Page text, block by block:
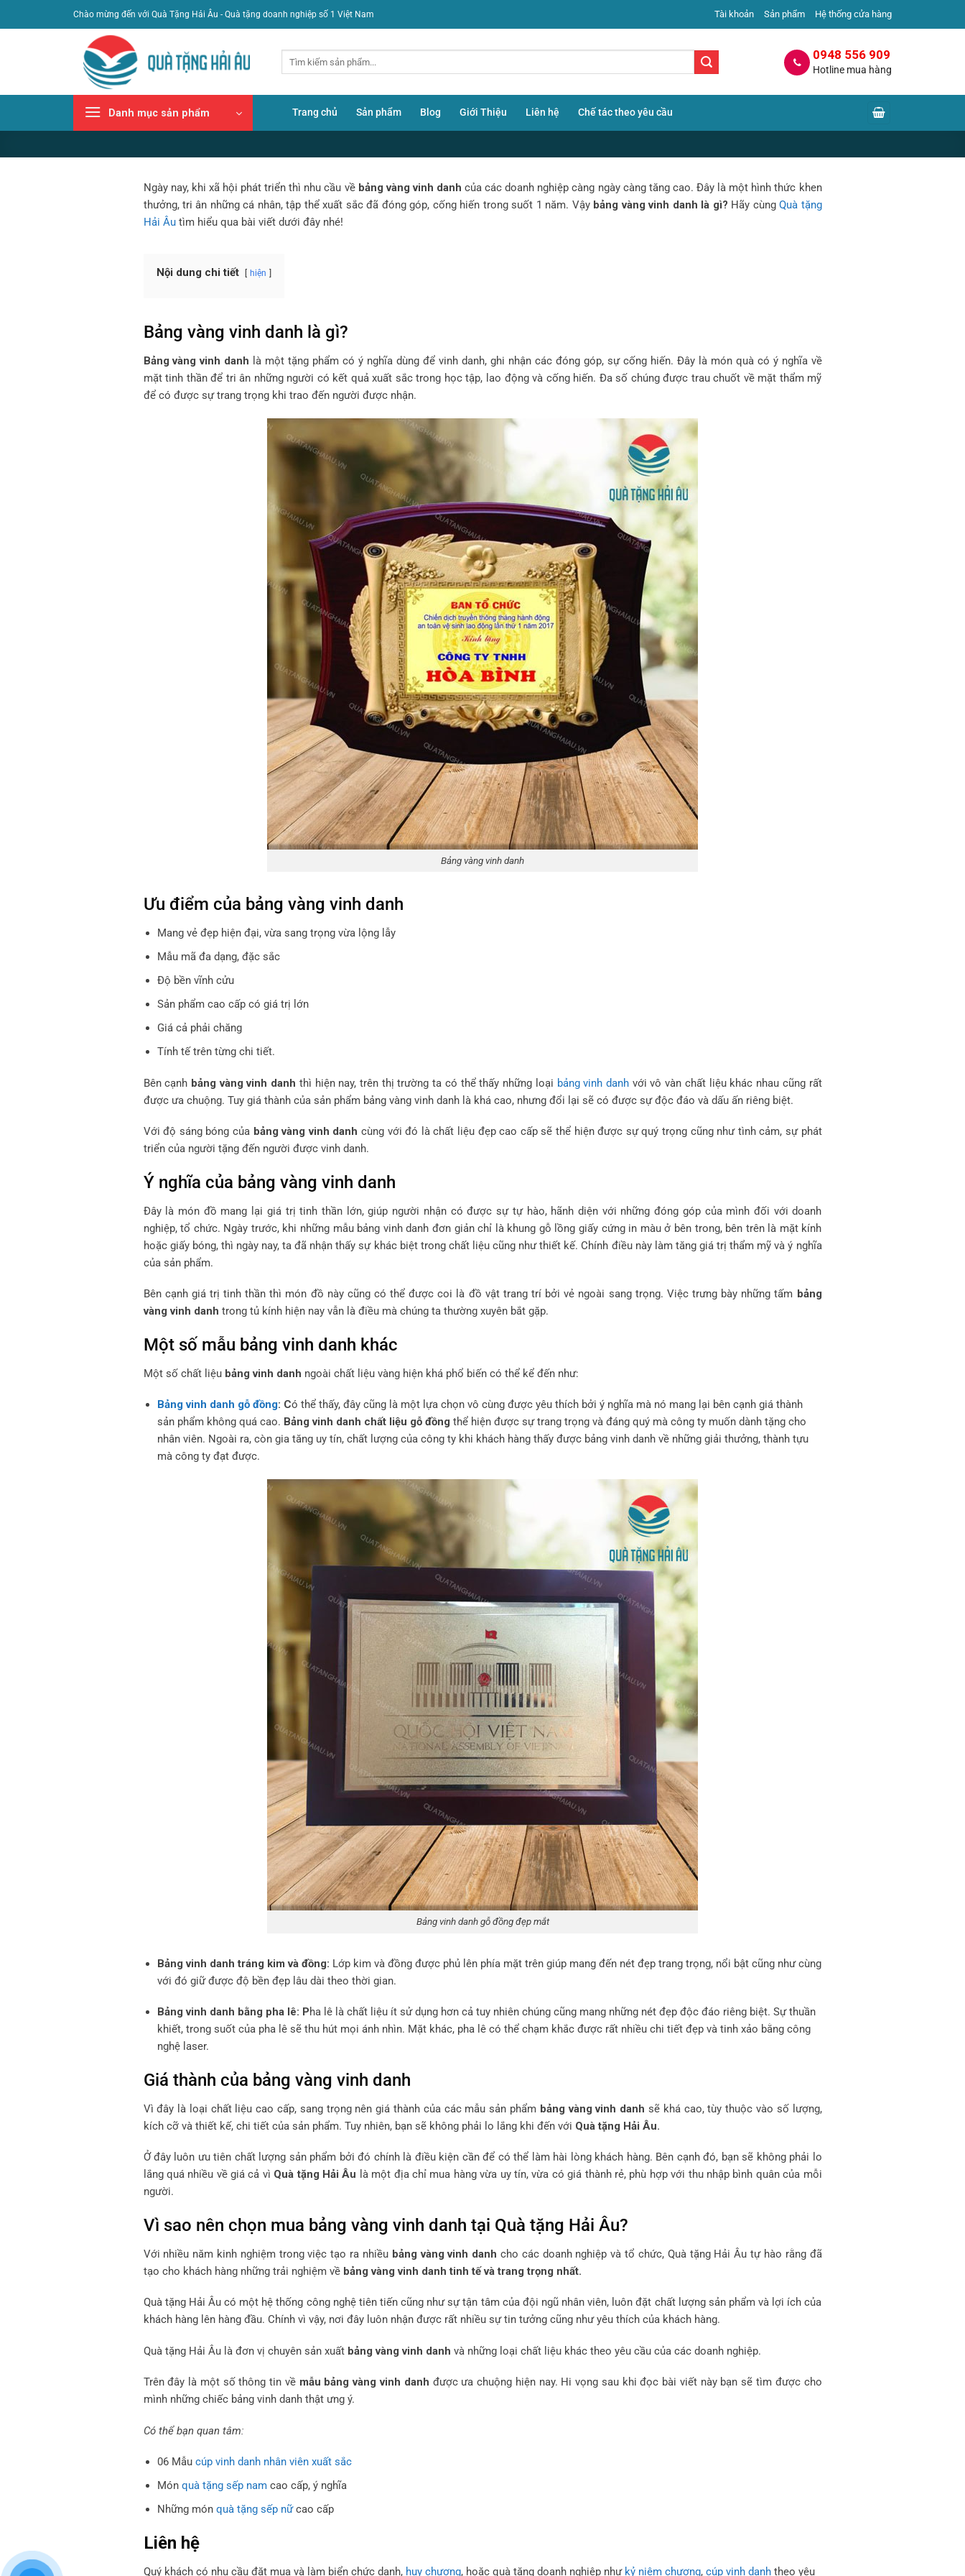
qua
Chào mừng đến với Quà Tặng Hải Âu - Quà tặng doanh nghiệp số 1 Việt Nam Tài khoản Sản phẩm Hệ thống cửa hàng
0948 556 909
Hotline mua hàng
Danh mục sản phẩm Trang chủ Sản phẩm Blog Giới Thiệu Liên hệ Chế tác theo yêu cầu
BLOG
Ngày nay, khi xã hội phát triển thì nhu cầu về bảng vàng vinh danh của các doanh nghiệp càng ngày càng tăng cao. Đây là một hình thức khen
thưởng, tri ân những cá nhân, tập thể xuất sắc đã đóng góp, cống hiến trong suốt 1 năm. Vậy bảng vàng vinh danh là gì? Hãy cùngQuà tặng
Hải Âutìm hiểu qua bài viết dưới đây nhé!
Nội dung chi tiết hiện
Bảng vàng vinh danh là gì?
Bảng vàng vinh danh là một tặng phẩm có ý nghĩa dùng để vinh danh, ghi nhận các đóng góp, sự cống hiến. Đây là món quà có ý nghĩa về
mặt tinh thần để tri ân những người có kết quả xuất sắc trong học tập, lao động và cống hiến. Đa số chúng được trau chuốt về mặt thẩm mỹ
để có được sự trang trọng khi trao đến người được nhận.
Bảng vàng vinh danh
Ưu điểm của bảng vàng vinh danh
Mang vẻ đẹp hiện đại, vừa sang trọng vừa lộng lẫy
Mẫu mã đa dạng, đặc sắc
Độ bền vĩnh cửu
Sản phẩm cao cấp có giá trị lớn
Giá cả phải chăng
Tính tế trên từng chi tiết.
Bên cạnh bảng vàng vinh danh thì hiện nay, trên thị trường ta có thể thấy những loại bảng vinh danh với vô vàn chất liệu khác nhau cũng rất
được ưa chuộng. Tuy giá thành của sản phẩm bảng vàng vinh danh là khá cao, nhưng đổi lại sẽ có được sự độc đáo và dấu ấn riêng biệt.
Với độ sáng bóng của bảng vàng vinh danh cùng với đó là chất liệu đẹp cao cấp sẽ thể hiện được sự quý trọng cũng như tình cảm, sự phát
triển của người tặng đến người được vinh danh.
Ý nghĩa của bảng vàng vinh danh
Đây là món đồ mang lại giá trị tinh thần lớn, giúp người nhận có được sự tự hào, hãnh diện với những đóng góp của mình đối với doanh
nghiệp, tổ chức. Ngày trước, khi những mẫu bảng vinh danh đơn giản chỉ là khung gỗ lồng giấy cứng in màu ở bên trong, bên trên là mặt kính
hoặc giấy bóng, thì ngày nay, ta đã nhận thấy sự khác biệt trong chất liệu cũng như thiết kế. Chính điều này làm tăng giá trị thẩm mỹ và ý nghĩa
của sản phẩm.
Bên cạnh giá trị tinh thần thì món đồ này cũng có thể được coi là đồ vật trang trí bởi vẻ ngoài sang trọng. Việc trưng bày những tấm bảng
vàng vinh danh trong tủ kính hiện nay vẫn là điều mà chúng ta thường xuyên bắt gặp.
Một số mẫu bảng vinh danh khác
Một số chất liệu bảng vinh danh ngoài chất liệu vàng hiện khá phổ biến có thể kể đến như:
Bảng vinh danh gỗ đồng: Có thể thấy, đây cũng là một lựa chọn vô cùng được yêu thích bởi ý nghĩa mà nó mang lại bên cạnh giá thành
sản phẩm không quá cao. Bảng vinh danh chất liệu gỗ đồng thể hiện được sự trang trọng và đáng quý mà công ty muốn dành tặng cho
nhân viên. Ngoài ra, còn gia tăng uy tín, chất lượng của công ty khi khách hàng thấy được bảng vinh danh về những giải thưởng, thành tựu
mà công ty đạt được.
Bảng vinh danh gỗ đồng đẹp mắt
Bảng vinh danh tráng kim và đồng: Lớp kim và đồng được phủ lên phía mặt trên giúp mang đến nét đẹp trang trọng, nổi bật cũng như cùng
với đó giữ được độ bền đẹp lâu dài theo thời gian.
Bảng vinh danh bằng pha lê: Pha lê là chất liệu ít sử dụng hơn cả tuy nhiên chúng cũng mang những nét đẹp độc đáo riêng biệt. Sự thuần
khiết, trong suốt của pha lê sẽ thu hút mọi ánh nhìn. Mặt khác, pha lê có thể chạm khắc được rất nhiều chi tiết đẹp và tinh xảo bằng công
nghệ laser.
Giá thành của bảng vàng vinh danh
Vì đây là loại chất liệu cao cấp, sang trọng nên giá thành của các mẫu sản phẩm bảng vàng vinh danh sẽ khá cao, tùy thuộc vào số lượng,
kích cỡ và thiết kế, chi tiết của sản phẩm. Tuy nhiên, bạn sẽ không phải lo lắng khi đến với Quà tặng Hải Âu.
Ở đây luôn ưu tiên chất lượng sản phẩm bởi đó chính là điều kiện cần để có thể làm hài lòng khách hàng. Bên cạnh đó, bạn sẽ không phải lo
lắng quá nhiều về giá cả vì Quà tặng Hải Âu là một địa chỉ mua hàng vừa uy tín, vừa có giá thành rẻ, phù hợp với thu nhập bình quân của mỗi
người.
Vì sao nên chọn mua bảng vàng vinh danh tại Quà tặng Hải Âu?
Với nhiều năm kinh nghiệm trong việc tạo ra nhiều bảng vàng vinh danh cho các doanh nghiệp và tổ chức, Quà tặng Hải Âu tự hào rằng đã
tạo cho khách hàng những trải nghiệm về bảng vàng vinh danh tinh tế và trang trọng nhất.
Quà tặng Hải Âu có một hệ thống công nghệ tiên tiến cũng như sự tận tâm của đội ngũ nhân viên, luôn đặt chất lượng sản phẩm và lợi ích của
khách hàng lên hàng đầu. Chính vì vậy, nơi đây luôn nhận được rất nhiều sự tin tưởng cũng như yêu thích của khách hàng.
Quà tặng Hải Âu là đơn vị chuyên sản xuất bảng vàng vinh danh và những loại chất liệu khác theo yêu cầu của các doanh nghiệp.
Trên đây là một số thông tin về mẫu bảng vàng vinh danh được ưa chuộng hiện nay. Hi vọng sau khi đọc bài viết này bạn sẽ tìm được cho
mình những chiếc bảng vinh danh thật ưng ý.
Có thể bạn quan tâm:
06 Mẫu cúp vinh danh nhân viên xuất sắc
Món quà tặng sếp nam cao cấp, ý nghĩa
Những món quà tặng sếp nữcao cấp
Liên hệ
Quý khách có nhu cầu đặt mua và làm biển chức danh, huy chương, hoặc quà tặng doanh nghiệp như kỷ niệm chương, cúp vinh danhtheo yêu